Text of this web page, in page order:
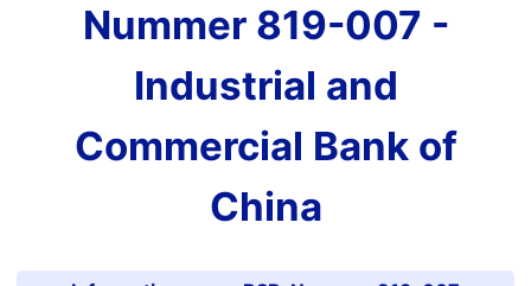
Nummer 819-007 -
Industrial and
Commercial Bank of
China